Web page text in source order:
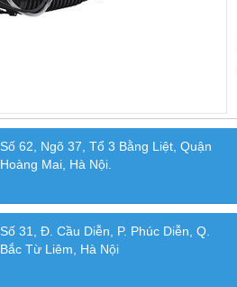
Số 62, Ngõ 37, Tổ 3 Bằng Liệt, Quận
Hoàng Mai, Hà Nội.
Số 31, Đ. Cầu Diễn, P. Phúc Diễn, Q.
Bắc Từ Liêm, Hà Nội